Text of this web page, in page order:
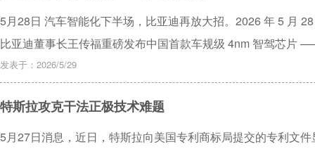
5月28日 汽车智能化下半场，比亚迪再放大招。2026 年 5 月
比亚迪董事长王传福重磅发布中国首款车规级 4nm 智驾芯片
发表于：2026/5/29
特斯拉攻克干法正极技术难题
5月27日消息，近日，特斯拉向美国专利商标局提交的专利文